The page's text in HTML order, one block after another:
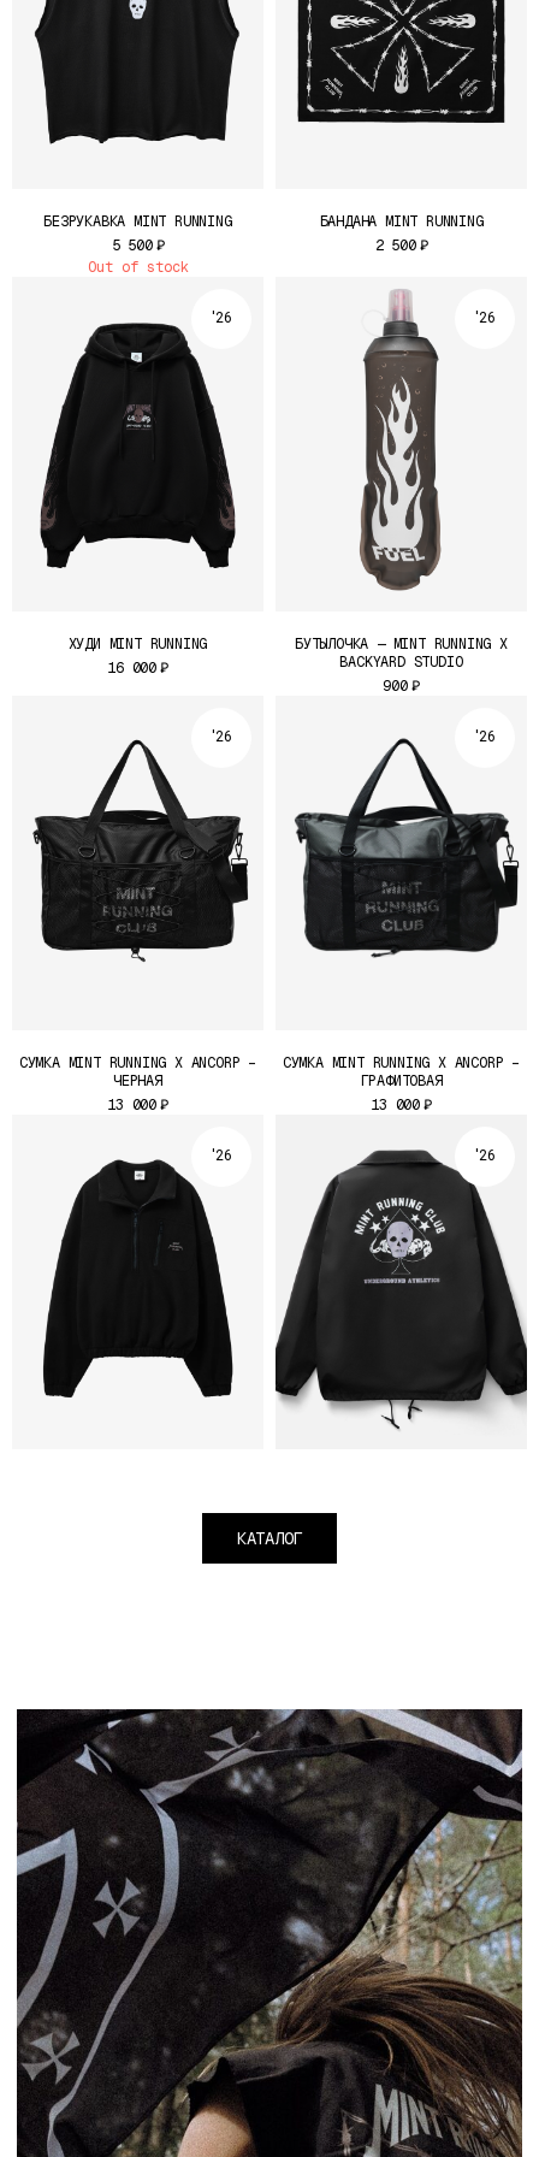
БЕЗРУКАВКА MINT RUNNING
5 500 ₽
Out of stock
БАНДАНА MINT RUNNING
2 500 ₽
'26
ХУДИ MINT RUNNING
16 000₽
'26
БУТЫЛОЧКА — MINT RUNNING X
BACKYARD STUDIO
900₽
'26
СУМКА MINT RUNNING X ANCORP –
ЧЕРНАЯ
13 000₽
'26
СУМКА MINT RUNNING X ANCORP –
ГРАФИТОВАЯ
13 000₽
'26 '26
КАЖДЫЙ ДРОП MINT RUNNING CLUB — ЭТО НЕ ПРОСТО НОВАЯ
КОЛЛЕКЦИЯ МЕРЧА, ЭТО ЧАСТЬ ИСТОРИИ КЛУБА. ТЕПЕРЬ МЫ
СТАЛИ БРЕНДОМ ОДЕЖДЫ. ОБЫЧНО МЫ ВЫПУСКАЕМ СЕЗОННЫЙ
ДРОП, МЕРЧ К ЗАБЕГАМ И ДЕЛАЕМ РАЗЛИЧНЫЕ КОЛЛАБОРАЦИИ С
ДРУЖЕСТВЕННЫМИ БРЕНДАМИ И ПРОЕКТАМИ.
МЫ ПРО КОМЬЮНИТИ,
А НЕ ПРО ЦИФРЫ